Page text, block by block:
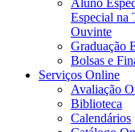
Aluno
Especial na
Ouvinte
Graduação
Bolsas e
Serviços Online
Avaliação
Biblioteca
Calendários